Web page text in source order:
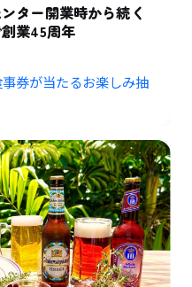
ター開業時から続く
業45周年
券が当たるお楽しみ抽